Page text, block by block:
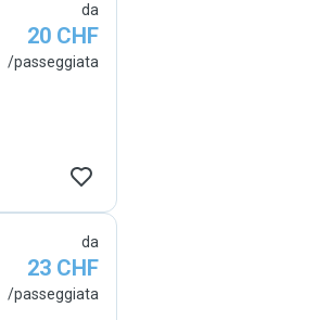
da
20 CHF
/passeggiata
da
23 CHF
/passeggiata